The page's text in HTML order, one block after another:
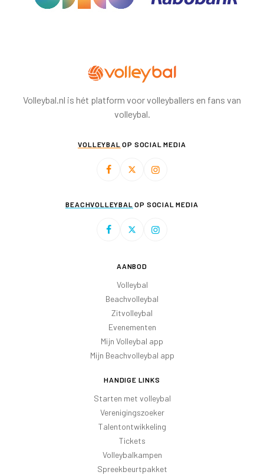
Volleybal.nl is hét platform voor volleyballers en fans van
volleybal.
VOLLEYBAL OP SOCIAL MEDIA
BEACHVOLLEYBAL OP SOCIAL MEDIA
AANBOD
Volleybal
Beachvolleybal
Zitvolleybal
Evenementen
Mijn Volleybal app
Mijn Beachvolleybal app
HANDIGE LINKS
Starten met volleybal
Verenigingszoeker
Talentontwikkeling
Tickets
Volleybalkampen
Spreekbeurtpakket